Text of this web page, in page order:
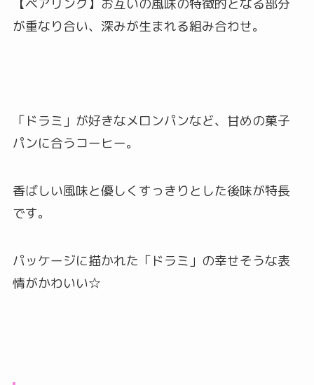
【ペアリング】お互いの風味の特徴的となる部分
が重なり合い、深みが生まれる組み合わせ。
「ドラミ」が好きなメロンパンなど、甘めの菓子
パンに合うコーヒー。
香ばしい風味と優しくすっきりとした後味が特長
です。
パッケージに描かれた「ドラミ」の幸せそうな表
情がかわいい☆